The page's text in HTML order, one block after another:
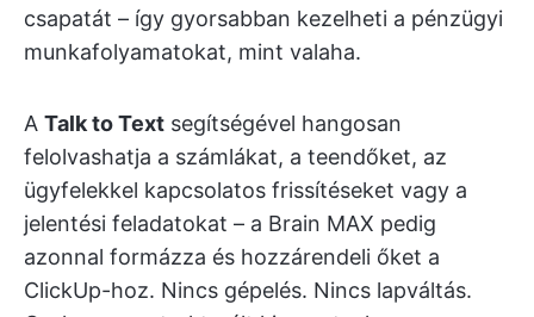
csapatát – így gyorsabban kezelheti a pénzügyi
munkafolyamatokat, mint valaha.
A Talk to Text segítségével hangosan
felolvashatja a számlákat, a teendőket, az
ügyfelekkel kapcsolatos frissítéseket vagy a
jelentési feladatokat – a Brain MAX pedig
azonnal formázza és hozzárendeli őket a
ClickUp-hoz. Nincs gépelés. Nincs lapváltás.